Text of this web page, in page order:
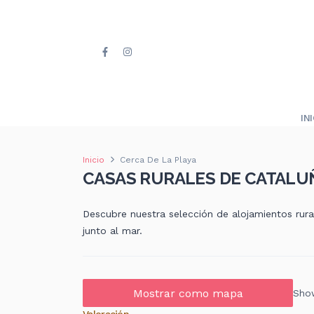
Inicio Cerca De La Playa
CASAS RURALES DE
Descubre nuestra selección de alojamientos
junto al mar.
Mostrar como mapa